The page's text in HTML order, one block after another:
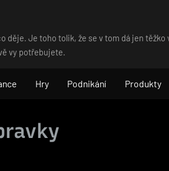
děje. Je toho tolik, že se v tom dá jen
vy potřebujete.
Hry Podnikání Produkty